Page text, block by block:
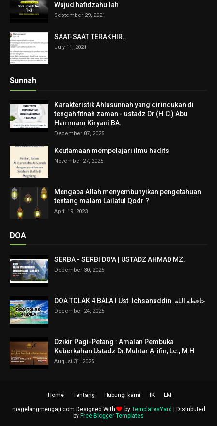
Wujud hafidzahullah
September 29, 2021
SAAT-SAAT TERAKHIR..
July 11, 2021
Sunnah
Karakteristik Ahlusunnah yang dirindukan di
tengah fitnah zaman - ustadz Dr.(H.C.) Abu
Hammam Kiryani BA.
December 07, 2025
Keutamaan mempelajari ilmu hadits
November 27, 2025
Mengapa Allah menyembunyikan pengetahuan
tentang malam Lailatul Qodr ?
April 19, 2023
DOA
SERBA - SERBI DO'A | USTADZ AHMAD MZ.
December 30, 2025
DOA TOLAK 4 BALA I Ust. Ichsanuddin. حافظه الله
December 24, 2025
Dzikir Pagi-Petang : Amalan Pembuka
Keberkahan Ustadz Dr.Muhtar Arifin, Lc., M.H
August 31, 2025
Home Tentang Hubungi kami IK LM
magelangmengaji.com Designed With by TemplatesYard | Distributed
by Free Blogger Templates